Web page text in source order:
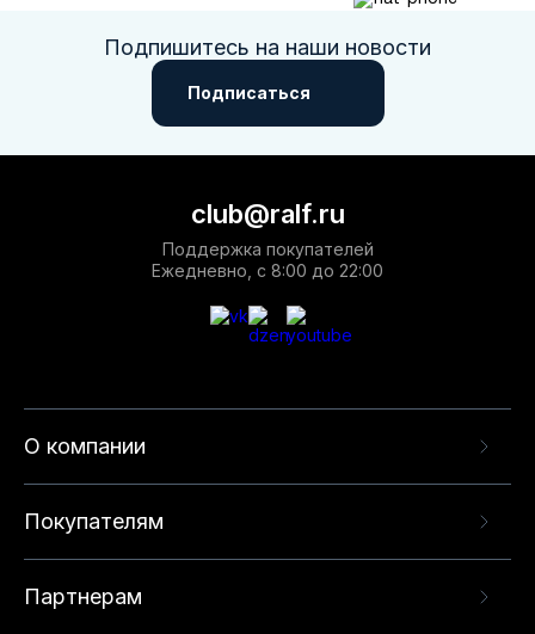
Подпишитесь на наши новости
Подписаться
О компании
Покупателям
Партнерам
club@ralf.ru
Поддержка покупателей
Ежедневно, с 8:00 до 22:00